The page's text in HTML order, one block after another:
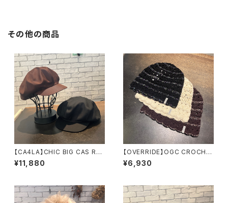
その他の商品
【CA4LA】CHIC BIG CAS RC
キャスケット DOU0
2171
¥11,880
【OVERRIDE】OGC CROCHE
T BEANIE SG ニット
261090202
¥6,930